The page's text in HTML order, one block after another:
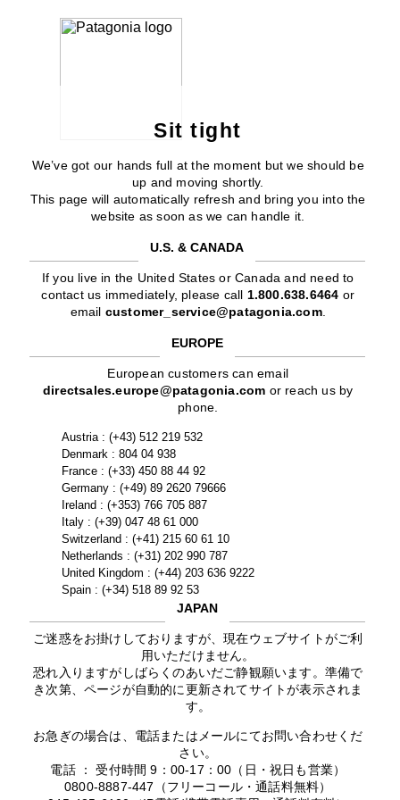
Sit tight
We’ve got our hands full at the moment but we should be
up and moving shortly.
This page will automatically refresh and bring you into the
website as soon as we can handle it.
U.S. & CANADA
If you live in the United States or Canada and need to
contact us immediately, please call 1.800.638.6464 or
email customer_service@patagonia.com.
EUROPE
European customers can email
directsales.europe@patagonia.com or reach us by
phone.
Austria : (+43) 512 219 532
Denmark : 804 04 938
France : (+33) 450 88 44 92
Germany : (+49) 89 2620 79666
Ireland : (+353) 766 705 887
Italy : (+39) 047 48 61 000
Switzerland : (+41) 215 60 61 10
Netherlands : (+31) 202 990 787
United Kingdom : (+44) 203 636 9222
Spain : (+34) 518 89 92 53
JAPAN
ご迷惑をお掛けしておりますが、現在ウェブサイトがご利
用いただけません。
恐れ入りますがしばらくのあいだご静観願います。準備で
き次第、ページが自動的に更新されてサイトが表示されま
す。
お急ぎの場合は、電話またはメールにてお問い合わせくだ
さい。
電話 ： 受付時間 9：00-17：00（日・祝日も営業）
0800-8887-447（フリーコール・通話料無料）